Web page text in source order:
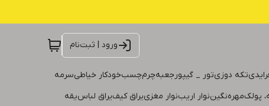
ورود | ثبت‌نام
تکه دوزیتور _ گیپورجعبهچرمچسبخودکار خیاطیسرمه
پولکمهرهنگیننوار اریبنوار مغزییراق کیفیراق لباسیقه